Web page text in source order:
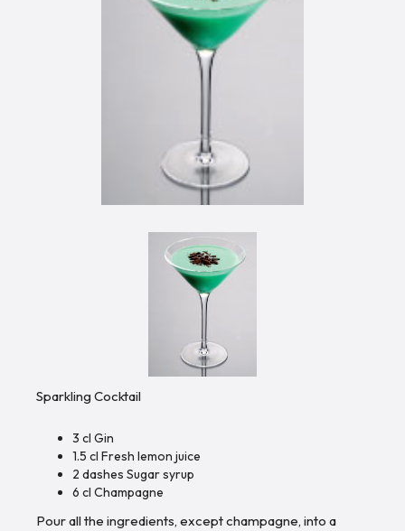
Sparkling Cocktail
3 cl Gin
1.5 cl Fresh lemon juice
2 dashes Sugar syrup
6 cl Champagne
Pour all the ingredients, except champagne, into a